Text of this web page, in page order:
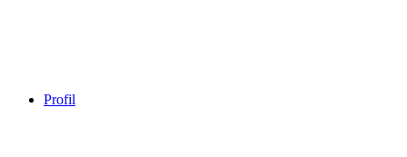
Profil